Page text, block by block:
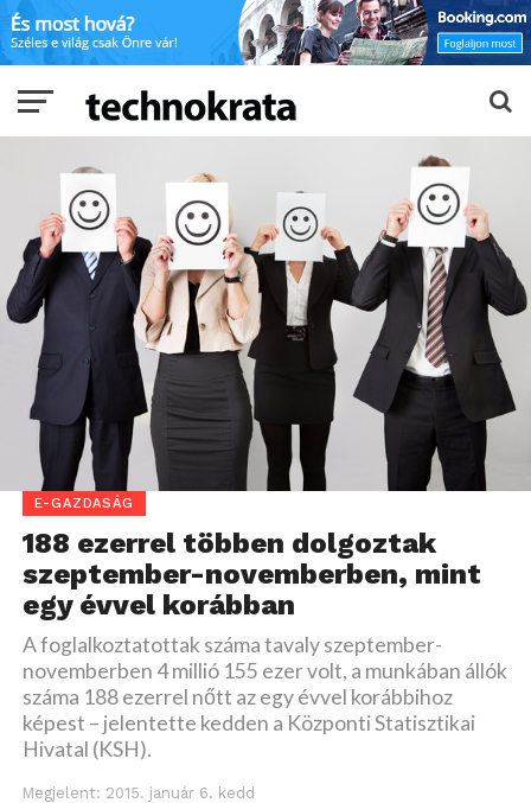
E-GAZDASÁG
188 ezerrel többen dolgoztak
szeptember-novemberben, mint
egy évvel korábban
A foglalkoztatottak száma tavaly szeptember-
novemberben 4 millió 155 ezer volt, a munkában állók
száma 188 ezerrel nőtt az egy évvel korábbihoz
képest – jelentette kedden a Központi Statisztikai
Hivatal (KSH).
Megjelent: 2015. január 6. kedd